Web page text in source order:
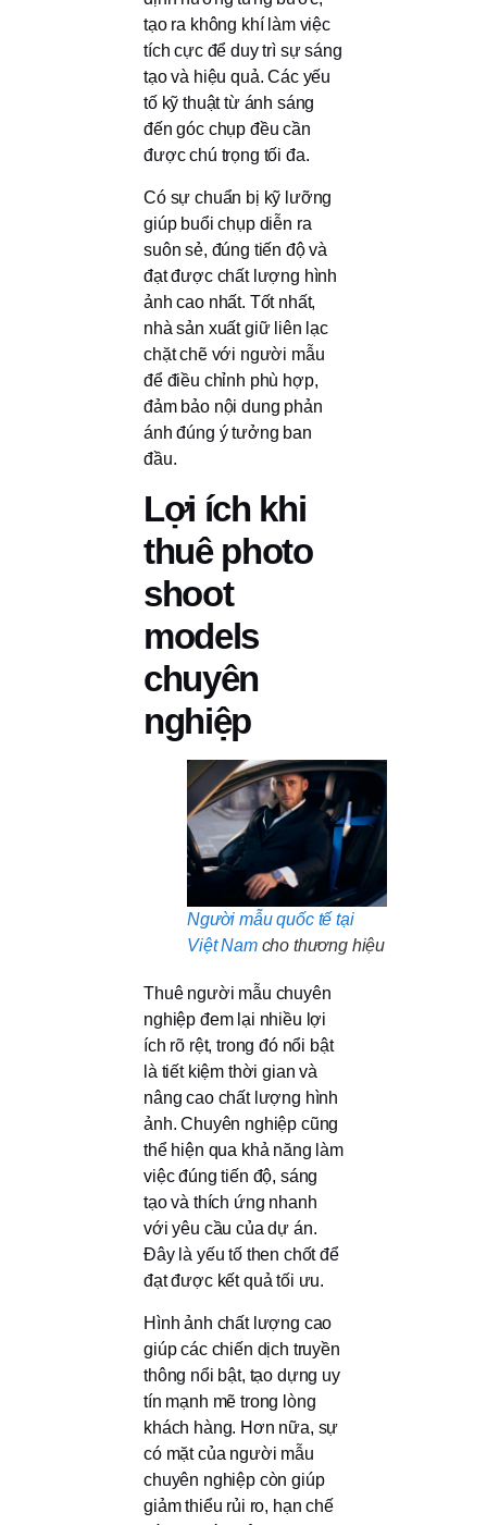
tạo ra không khí làm việc
tích cực để duy trì sự sáng
tạo và hiệu quả. Các yếu
tố kỹ thuật từ ánh sáng
đến góc chụp đều cần
được chú trọng tối đa.
Có sự chuẩn bị kỹ lưỡng
giúp buổi chụp diễn ra
suôn sẻ, đúng tiến độ và
đạt được chất lượng hình
ảnh cao nhất. Tốt nhất,
nhà sản xuất giữ liên lạc
chặt chẽ với người mẫu
để điều chỉnh phù hợp,
đảm bảo nội dung phản
ánh đúng ý tưởng ban
đầu.
Lợi ích khi
thuê photo
shoot
models
chuyên
nghiệp
Người mẫu quốc tế tại
Việt Namcho thương hiệu
Thuê người mẫu chuyên
nghiệp đem lại nhiều lợi
ích rõ rệt, trong đó nổi bật
là tiết kiệm thời gian và
nâng cao chất lượng hình
ảnh. Chuyên nghiệp cũng
thể hiện qua khả năng làm
việc đúng tiến độ, sáng
tạo và thích ứng nhanh
với yêu cầu của dự án.
Đây là yếu tố then chốt để
đạt được kết quả tối ưu.
Hình ảnh chất lượng cao
giúp các chiến dịch truyền
thông nổi bật, tạo dựng uy
tín mạnh mẽ trong lòng
khách hàng. Hơn nữa, sự
có mặt của người mẫu
chuyên nghiệp còn giúp
giảm thiểu rủi ro, hạn chế